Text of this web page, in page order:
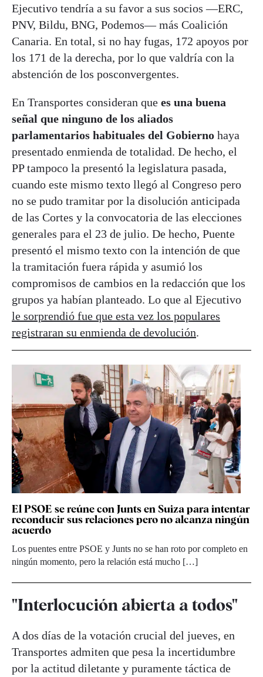
Ejecutivo tendría a su favor a sus socios —ERC,
PNV, Bildu, BNG, Podemos— más Coalición
Canaria. En total, si no hay fugas, 172 apoyos por
los 171 de la derecha, por lo que valdría con la
abstención de los posconvergentes.
En Transportes consideran que es una buena
señal que ninguno de los aliados
parlamentarios habituales del Gobierno haya
presentado enmienda de totalidad. De hecho, el
PP tampoco la presentó la legislatura pasada,
cuando este mismo texto llegó al Congreso pero
no se pudo tramitar por la disolución anticipada
de las Cortes y la convocatoria de las elecciones
generales para el 23 de julio. De hecho, Puente
presentó el mismo texto con la intención de que
la tramitación fuera rápida y asumió los
compromisos de cambios en la redacción que los
grupos ya habían planteado. Lo que al Ejecutivo
le sorprendió fue que esta vez los populares
registraran su enmienda de devolución.
El PSOE se reúne con Junts en Suiza para intentar
reconducir sus relaciones pero no alcanza ningún
acuerdo
Los puentes entre PSOE y Junts no se han roto por completo en
ningún momento, pero la relación está mucho […]
"Interlocución abierta a todos"
A dos días de la votación crucial del jueves, en
Transportes admiten que pesa la incertidumbre
por la actitud diletante y puramente táctica de